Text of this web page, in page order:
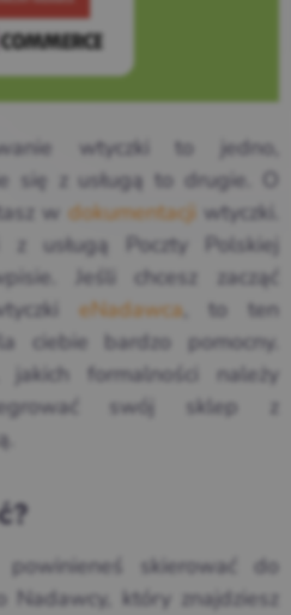
wtyczki to jedno,
się z usługą to drugie. O
w dokumentacji wtyczki.
usługą Poczty Polskiej
Jeśli chcesz zacząć
eNadawca , to ten
ciebie bardzo pomocny.
formalności należy
swój sklep z
powinieneś skierować do
Nadawcy, który znajdziesz